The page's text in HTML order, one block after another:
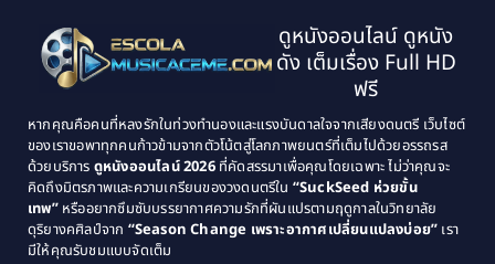
(134)
Classic หนังคลาสสิก(21)
Classic หนังคลาสสิก(25)
Comedy ตลก(46)
Comedy ตลก(515)
1995
1994
1993
1992
1989
1988
1987
1986
1985
1984
1983
1982
ดูหนังออนไลน์ ดูหนัง
ดัง เต็มเรื่อง Full HD
ฟรี
หากคุณคือคนที่หลงรักในท่วงทำนองและแรงบันดาลใจจากเสียงดนตรี เว็บไซต์
ของเราขอพาทุกคนก้าวข้ามจากตัวโน้ตสู่โลกภาพยนตร์ที่เต็มไปด้วยอรรถรส
ด้วยบริการ ดูหนังออนไลน์ 2026ที่คัดสรรมาเพื่อคุณโดยเฉพาะ ไม่ว่าคุณจะ
คิดถึงมิตรภาพและความเกรียนของวงดนตรีใน “SuckSeed ห่วยขั้น
เทพ”หรืออยากซึมซับบรรยากาศความรักที่ผันแปรตามฤดูกาลในวิทยาลัย
ดุริยางคศิลป์จาก “Season Change เพราะอากาศเปลี่ยนแปลงบ่อย” เรา
มีให้คุณรับชมแบบจัดเต็ม